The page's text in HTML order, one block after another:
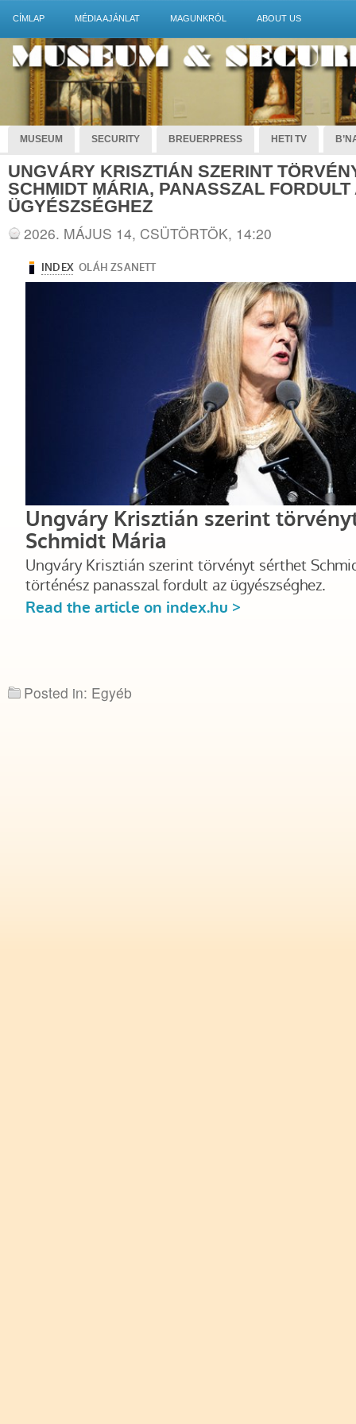
CÍMLAP MÉDIA AJÁNLAT MAGUNKRÓL ABOUT US
MUSEUM SECURITY BREUERPRESS HETI TV
UNGVÁRY KRISZTIÁN SZERINT
SCHMIDT MÁRIA, PANASSZAL FORDULT
ÜGYÉSZSÉGHEZ
2026. MÁJUS 14, CSÜTÖRTÖK, 14:20
Posted in: Egyéb